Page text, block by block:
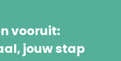
vooruit:
jouw stap